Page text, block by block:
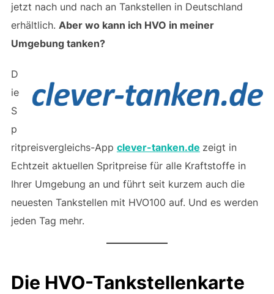
jetzt nach und nach an Tankstellen in Deutschland
erhältlich. Aber wo kann ich HVO in meiner
Umgebung tanken?
D
ie
S
p
ritpreisvergleichs-App clever-tanken.de zeigt in
Echtzeit aktuellen Spritpreise für alle Kraftstoffe in
Ihrer Umgebung an und führt seit kurzem auch die
neuesten Tankstellen mit HVO100 auf. Und es werden
jeden Tag mehr.
Die HVO-Tankstellenkarte